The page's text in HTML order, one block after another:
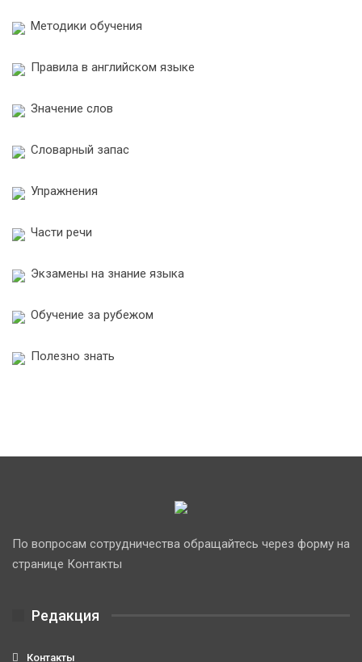
Методики обучения
Правила в английском языке
Значение слов
Словарный запас
Упражнения
Части речи
Экзамены на знание языка
Обучение за рубежом
Полезно знать
По вопросам сотрудничества обращайтесь через форму на
странице Контакты
Редакция
Контакты